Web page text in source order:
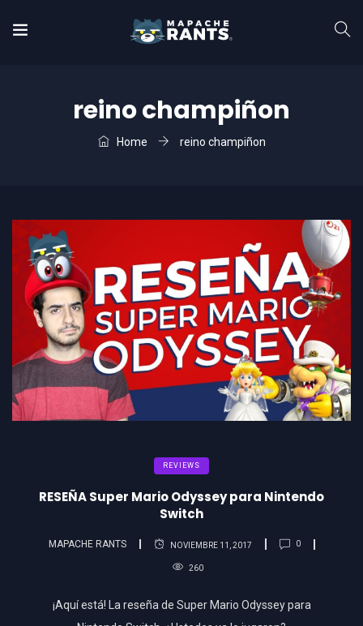
reino champiñon
Home reino champiñon
REVIEWS
RESEÑA Super Mario Odyssey para Nintendo
Switch
MAPACHE RANTS NOVIEMBRE 11, 2017 0
260
¡Aquí está! La reseña de Super Mario Odyssey para